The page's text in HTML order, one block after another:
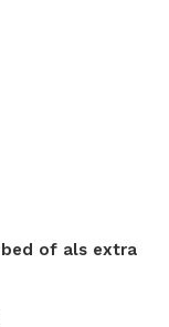
of als extra